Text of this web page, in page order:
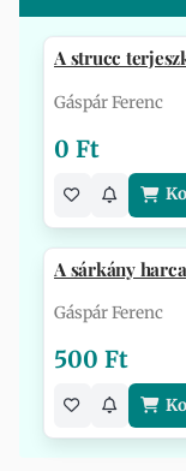
A strucc
Gáspár Ferenc
0 Ft
A sárkány harca
Gáspár Ferenc
500 Ft